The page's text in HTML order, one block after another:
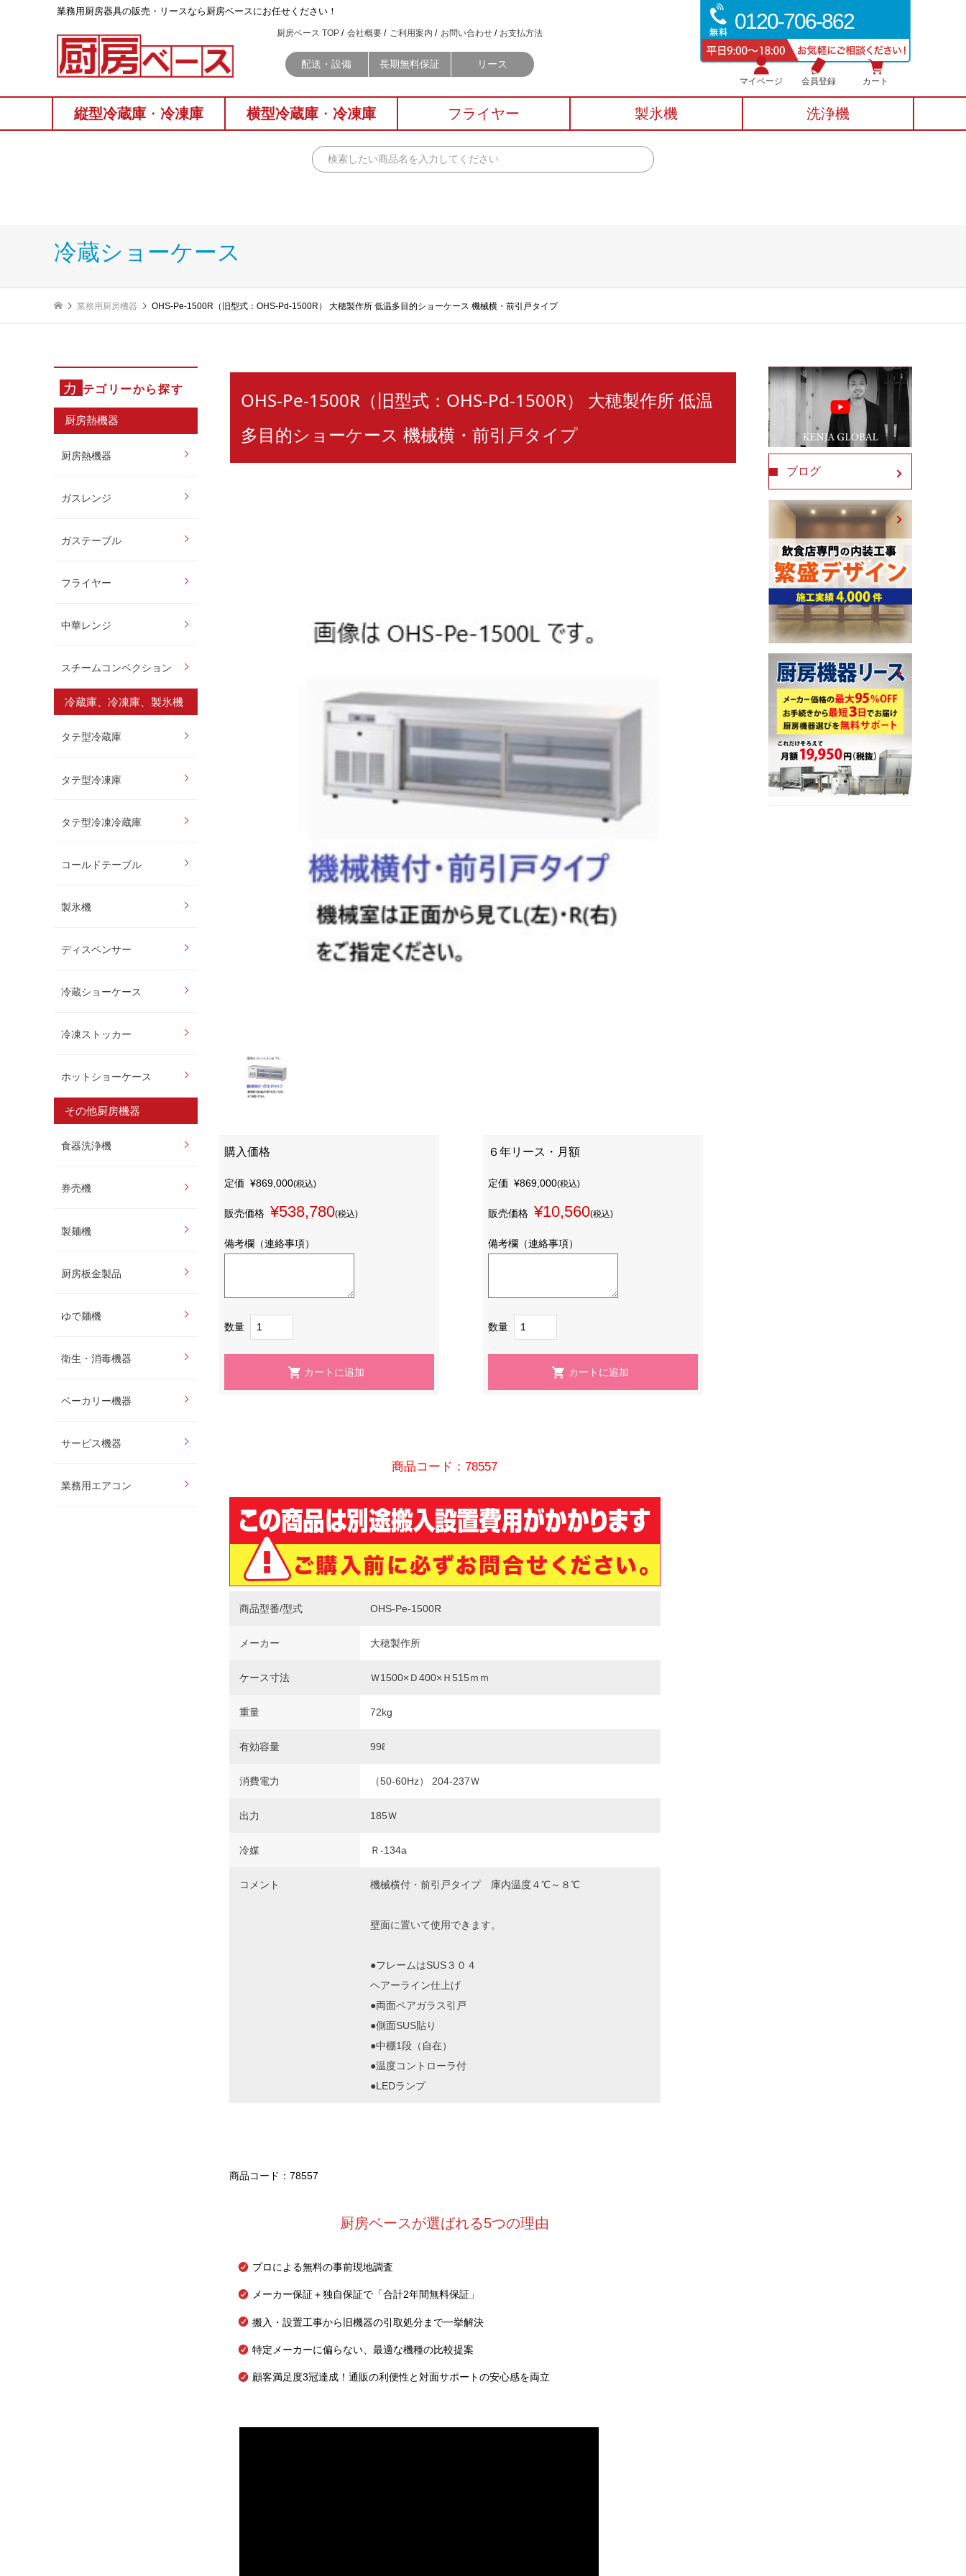
0120-706-862
業務⽤厨房器具の販売・リースなら厨房ベースにお任せください！
厨房ベース TOP 会社概要 ご利用案内 お問い合わせ お支払方法
配送・設備 長期無料保証 リース
マイページ 会員登録 カート
縦型冷蔵庫 ・ 冷凍庫 横型冷蔵庫 ・ 冷凍庫 フライヤー 製氷機 洗浄機
冷蔵ショーケース
業務用厨房機器 OHS-Pe-1500R（旧型式：OHS-Pd-1500R） 大穂製作所 低温多目的ショーケース 機械横・前引戸タイプ
カ テゴリーから探す
厨房熱機器
厨房熱機器
ガスレンジ
ガステーブル
フライヤー
中華レンジ
スチームコンベクション
冷蔵庫、冷凍庫、製氷機
タテ型冷蔵庫
タテ型冷凍庫
タテ型冷凍冷蔵庫
コールドテーブル
製氷機
ディスペンサー
冷蔵ショーケース
冷凍ストッカー
ホットショーケース
その他厨房機器
食器洗浄機
券売機
製麺機
厨房板金製品
ゆで麺機
衛生・消毒機器
ベーカリー機器
サービス機器
業務用エアコン
OHS-Pe-1500R（旧型式：OHS-Pd-1500R） 大穂製作所 低温
多目的ショーケース 機械横・前引戸タイプ
購入価格
定価 ¥869,000(税込)
販売価格 ¥538,780(税込)
備考欄（連絡事項）
数量
６年リース・月額
定価 ¥869,000(税込)
販売価格 ¥10,560(税込)
備考欄（連絡事項）
数量
商品コード：78557
商品型番/型式 OHS-Pe-1500R
メーカー 大穂製作所
ケース寸法 Ｗ1500×Ｄ400×Ｈ515ｍｍ
重量 72kg
有効容量 99ℓ
消費電力 （50‐60Hz） 204-237Ｗ
出力 185Ｗ
冷媒 Ｒ‐134a
コメント 機械横付・前引戸タイプ 庫内温度４℃～８℃
壁面に置いて使用できます。
●フレームはSUS３０４
ヘアーライン仕上げ
●両面ペアガラス引戸
●側面SUS貼り
●中棚1段（自在）
●温度コントローラ付
●LEDランプ
商品コード：78557
厨房ベースが選ばれる5つの理由
プロによる無料の事前現地調査
メーカー保証＋独自保証で「合計2年間無料保証」
搬入・設置工事から旧機器の引取処分まで一挙解決
特定メーカーに偏らない、最適な機種の比較提案
顧客満足度3冠達成！通販の利便性と対面サポートの安心感を両立
ブログ